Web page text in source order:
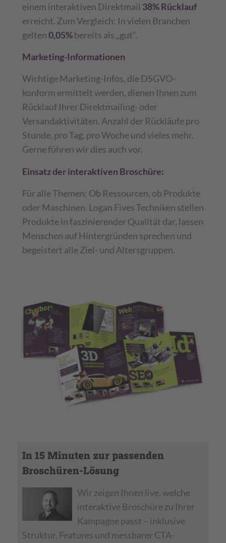
einem interaktiven Direktmail 38% Rücklauf
erreicht. Zum Vergleich: In vielen Branchen
gelten0,05%bereits als „gut“.
Marketing-Informationen
Wichtige Marketing-Infos, die DSGVO-
konform ermittelt werden, dienen Ihnen zum
Rücklauf Ihrer Direktmailing- oder
Versandaktivitäten. Anzahl der Rückläufe pro
Stunde, pro Tag, pro Woche und vieles mehr.
Gerne führen wir dies auch vor.
Einsatz der interaktiven Broschüre:
Für alle Themen: Ob Ressourcen, ob Produkte
oder Maschinen. Logan Fives Techniken stellen
Produkte in faszinierender Qualität dar, lassen
Menschen auf Hintergründen sprechen und
begeistert alle Ziel- und Altersgruppen.
In 15 Minuten zur passenden
Broschüren-Lösung
Wir zeigen Ihnen live, welche
interaktive Broschüre zu Ihrer
Kampagne passt – inklusive
Struktur, Features und messbarer CTA-